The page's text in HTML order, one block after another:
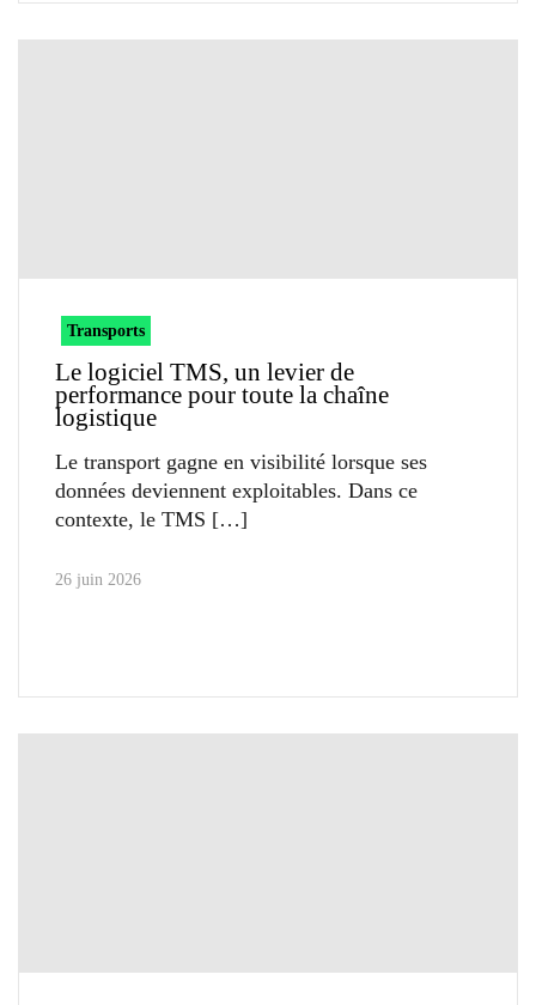
Transports
Le logiciel TMS, un levier de
performance pour toute la chaîne
logistique
Le transport gagne en visibilité lorsque ses
données deviennent exploitables. Dans ce
contexte, le TMS
26 juin 2026